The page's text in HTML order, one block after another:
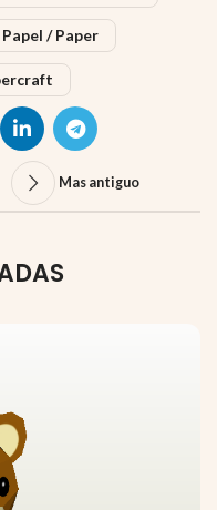
Papel / Paper
Mas antiguo